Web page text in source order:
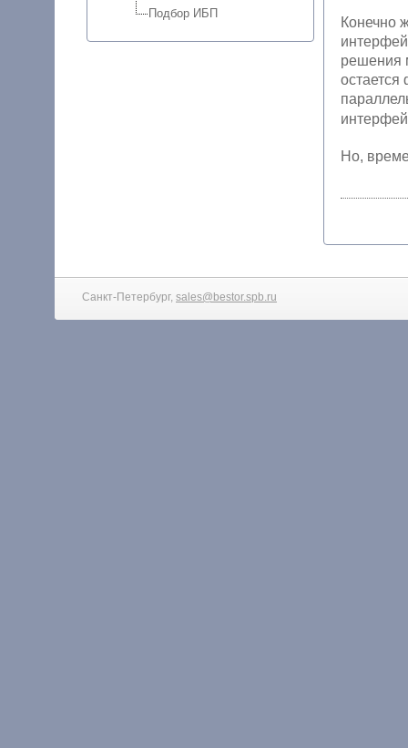
Подбор ИБП
Конечно
решения
остается
Но,
Санкт-Петербург, sales@bestor.spb.ru